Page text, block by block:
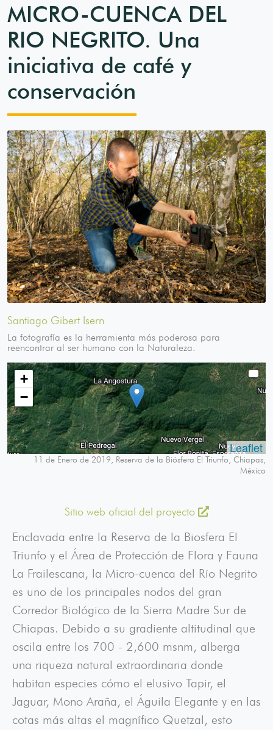
MICRO-CUENCA DEL
RIO NEGRITO. Una
iniciativa de café y
conservación
Santiago Gibert Isern
La fotografía es la herramienta más poderosa para
reencontrar al ser humano con la Naturaleza.
+
−
Leaflet
11 de Enero de 2019, Reserva de la Biósfera El Triunfo, Chiapas,
México
Sitio web oficial del proyecto
Enclavada entre la Reserva de la Biosfera El
Triunfo y el Área de Protección de Flora y Fauna
La Frailescana, la Micro-cuenca del Río Negrito
es uno de los principales nodos del gran
Corredor Biológico de la Sierra Madre Sur de
Chiapas. Debido a su gradiente altitudinal que
oscila entre los 700 - 2,600 msnm, alberga
una riqueza natural extraordinaria donde
habitan especies cómo el elusivo Tapir, el
Jaguar, Mono Araña, el Águila Elegante y en las
cotas más altas el magnífico Quetzal, esto